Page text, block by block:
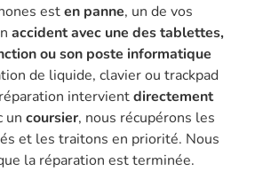
esten panne, un de vos
accident avec une des tablettes,
ou son poste informatique
de liquide, clavier ou trackpad
intervientdirectement
un coursier, nous récupérons les
et les traitons en priorité. Nous
la réparation est terminée.